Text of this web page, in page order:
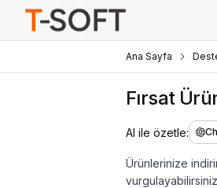
Ana Sayfa
Fırsat
AI ile özetle:
Ürünlerinize